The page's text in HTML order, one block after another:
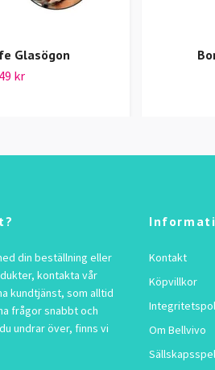
Glasögon
49 kr
din beställning eller
kontakta vår
kundtjänst, som alltid
frågor snabbt och
undrar över, finns vi
Kontakt
Köpvillkor
Om Bellvivo
Sällskapsspel